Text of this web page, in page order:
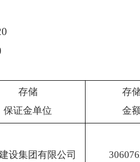
存储
保证金单位
存
金
设集团有限公司